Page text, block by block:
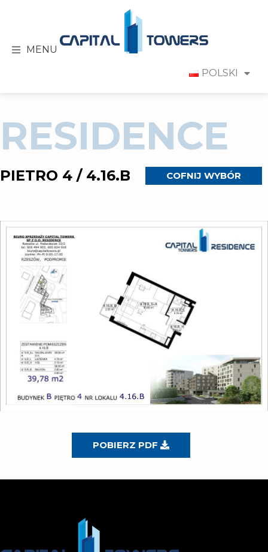
MENU
POLSKI
RESIDENCE
PIETRO 4 / 4.16.B COFNIJ WYBÓR
POBIERZ PDF